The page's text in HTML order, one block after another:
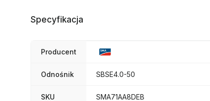
Specyfikacja
Producent
Odnośnik SBSE4.0-50
SKU SMA71AA8DEB